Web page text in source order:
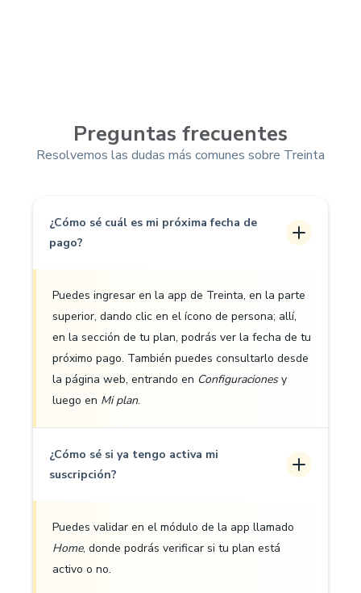
Preguntas frecuentes
Resolvemos las dudas más comunes sobre Treinta
¿Cómo sé cuál es mi próxima fecha de
pago?
Puedes ingresar en la app de Treinta, en la parte
superior, dando clic en el ícono de persona; allí,
en la sección de tu plan, podrás ver la fecha de tu
próximo pago. También puedes consultarlo desde
la página web, entrando en Configuracionesy
luego en Mi plan.
¿Cómo sé si ya tengo activa mi
suscripción?
Puedes validar en el módulo de la app llamado
Home, donde podrás verificar si tu plan está
activo o no.